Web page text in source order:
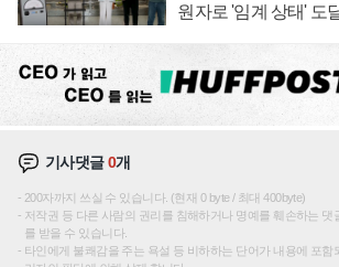
원자로 '임계 상태' 도
기사댓글0개
200자까지 쓰실 수 있습니다. (현재 0 byte / 최대 400byte)
저작권 등 다른 사람의 권리를 침해하거나 명예를 훼손하는 댓
를 받을 수 있습니다.
타인에게 불쾌감을 주는 욕설 등 비하하는 단어가 내용에 포함